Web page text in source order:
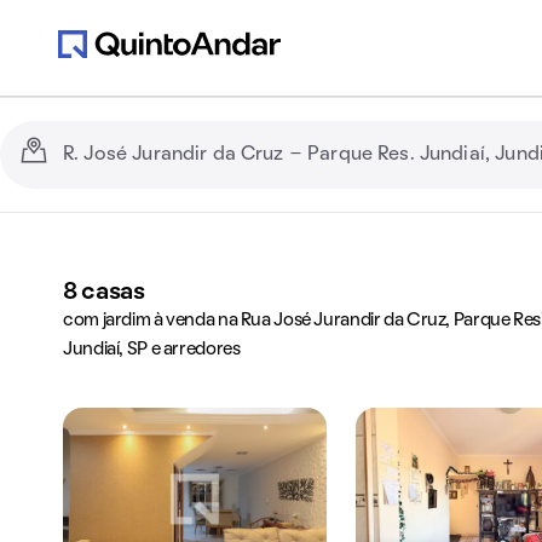
8casas
com jardim à venda na Rua José Jurandir da Cruz, Parque
Jundiaí, SP e arredores